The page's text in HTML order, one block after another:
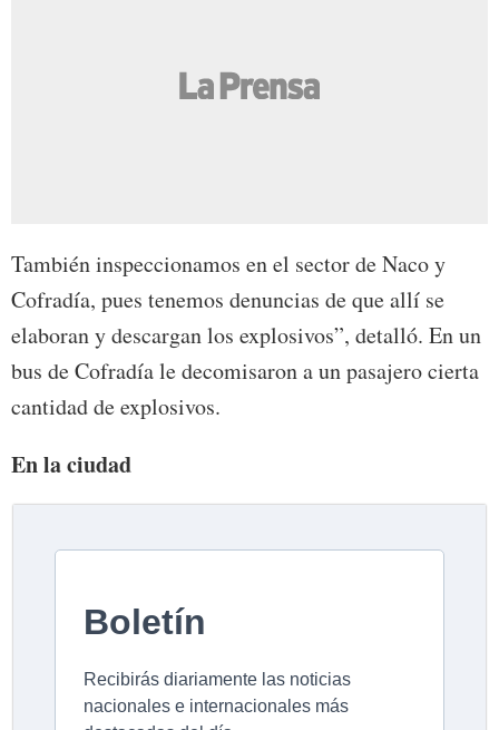
También inspeccionamos en el sector de Naco y
Cofradía, pues tenemos denuncias de que allí se
elaboran y descargan los explosivos”, detalló. En un
bus de Cofradía le decomisaron a un pasajero cierta
cantidad de explosivos.
En la ciudad